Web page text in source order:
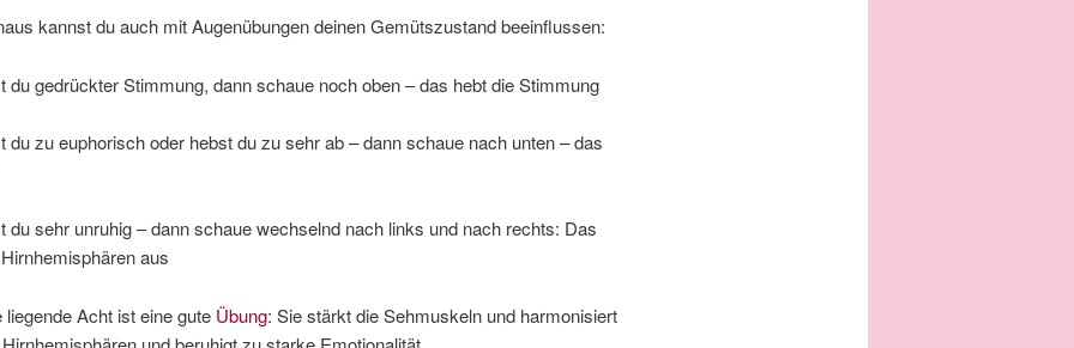
kannst du auch mit Augenübungen deinen Gemütszustand beeinflussen:
Stimmung, dann schaue noch oben – das hebt die Stimmung
euphorisch oder hebst du zu sehr ab – dann schaue nach unten – das
unruhig – dann schaue wechselnd nach links und nach rechts: Das
aus
Acht ist eine gute Übung: Sie stärkt die Sehmuskeln und harmonisiert